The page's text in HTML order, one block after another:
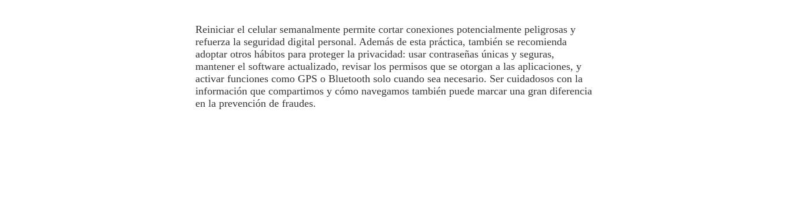
Reiniciar el celular semanalmente permite cortar conexiones potencialmente peligrosas y
refuerza la seguridad digital personal. Además de esta práctica, también se recomienda
adoptar otros hábitos para proteger la privacidad: usar contraseñas únicas y seguras,
mantener el software actualizado, revisar los permisos que se otorgan a las aplicaciones, y
activar funciones como GPS o Bluetooth solo cuando sea necesario. Ser cuidadosos con la
información que compartimos y cómo navegamos también puede marcar una gran diferencia
en la prevención de fraudes.